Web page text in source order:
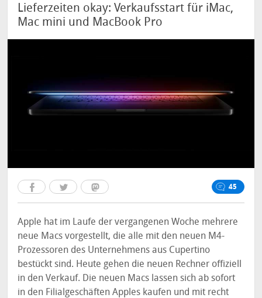
Lieferzeiten okay: Verkaufsstart für iMac,
Mac mini und MacBook Pro
45
Apple hat im Laufe der vergangenen Woche mehrere
neue Macs vorgestellt, die alle mit den neuen M4-
Prozessoren des Unternehmens aus Cupertino
bestückt sind. Heute gehen die neuen Rechner offiziell
in den Verkauf. Die neuen Macs lassen sich ab sofort
in den Filialgeschäften Apples kaufen und mit recht